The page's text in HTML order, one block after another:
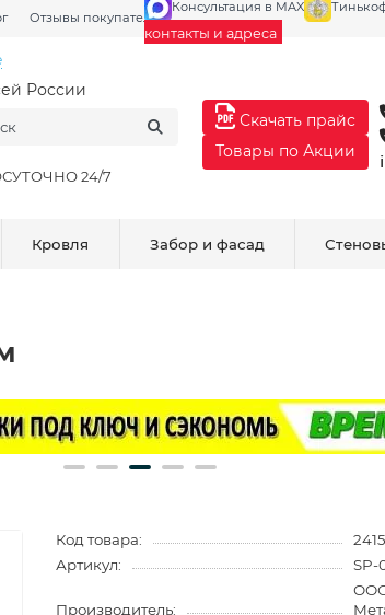
Отзывы покупателей Галерея
Консультация в MAX
контакты и адреса
России
24/7
Скачать прайс
Товары по Акции
Кровля Забор и фасад
Код товара:
Артикул:
SP-
Производитель: